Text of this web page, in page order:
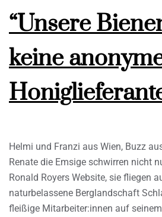
“Unsere
keine
Helmi und Franzi aus Wien, Buzz
Renate die Emsige schwirren nicht
Ronald Royers Website, sie fliegen
naturbelassene Berglandschaft
fleißige Mitarbeiter:innen auf seinem